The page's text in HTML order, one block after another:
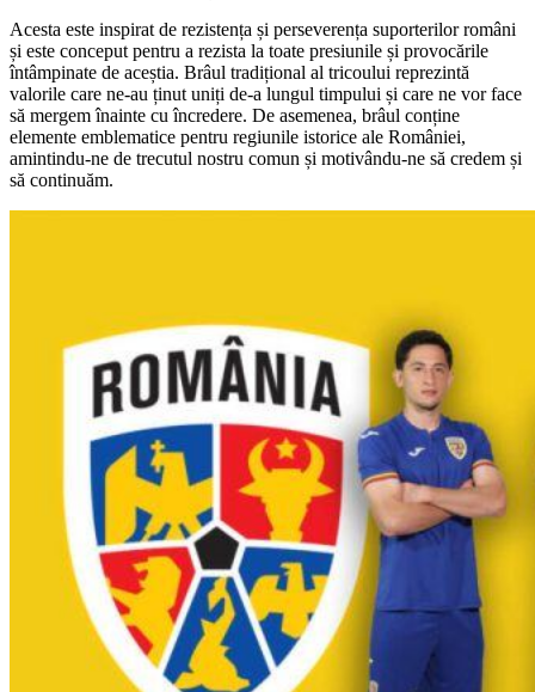
Acesta este inspirat de rezistența și perseverența suporterilor români
și este conceput pentru a rezista la toate presiunile și provocările
întâmpinate de aceștia. Brâul tradițional al tricoului reprezintă
valorile care ne-au ținut uniți de-a lungul timpului și care ne vor face
să mergem înainte cu încredere. De asemenea, brâul conține
elemente emblematice pentru regiunile istorice ale României,
amintindu-ne de trecutul nostru comun și motivându-ne să credem și
să continuăm.